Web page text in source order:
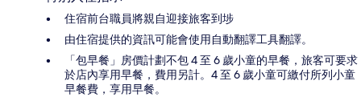
住宿前台職員將親自迎接旅客到埗
由住宿提供的資訊可能會使用自動翻譯工具翻譯。
「包早餐」房價計劃不包 4 至 6 歲小童的早餐，旅客可要求
於店內享用早餐，費用另計。4 至 6 歲小童可繳付所列小童
早餐費，享用早餐。